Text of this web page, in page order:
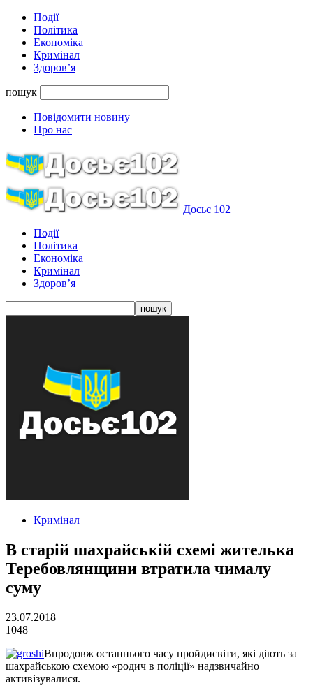
Події
Політика
Економіка
Кримінал
Здоров’я
пошук
Повідомити новину
Про нас
Досьє 102
Події
Політика
Економіка
Кримінал
Здоров’я
Кримінал
В старій шахрайській схемі жителька
Теребовлянщини втратила чималу
суму
23.07.2018
1048
Впродовж останнього часу пройдисвіти, які діють за
шахрайською схемою «родич в поліції» надзвичайно
активізувалися.